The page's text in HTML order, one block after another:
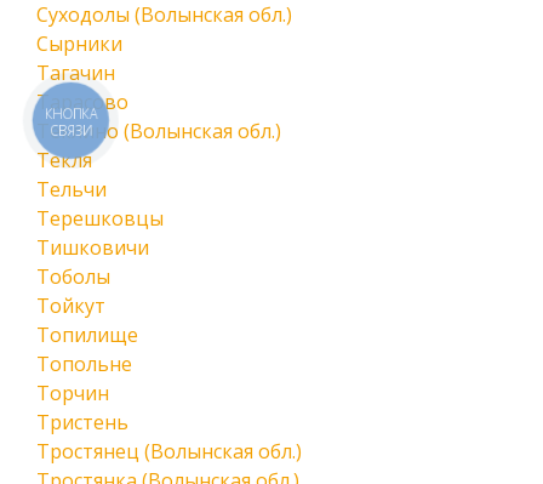
Суходолы (Волынская обл.)
Сырники
Тагачин
Тарасово
Теклино (Волынская обл.)
Текля
Тельчи
Терешковцы
Тишковичи
Тоболы
Тойкут
Топилище
Топольне
Торчин
Тристень
Тростянец (Волынская обл.)
КНОПКА
СВЯЗИ